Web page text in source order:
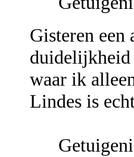
Gisteren een
duidelijkheid
waar ik
Lindes is